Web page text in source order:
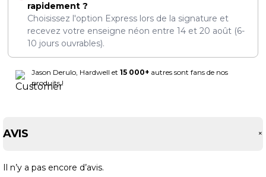
rapidement ?
Choisissez l'option Express lors de la signature et
recevez votre enseigne néon entre 14 et 20 août (6-
10 jours ouvrables).
Jason Derulo, Hardwell et 15 000+ autres sont fans de nos
produits !
AVIS +
Il n’y a pas encore d’avis.